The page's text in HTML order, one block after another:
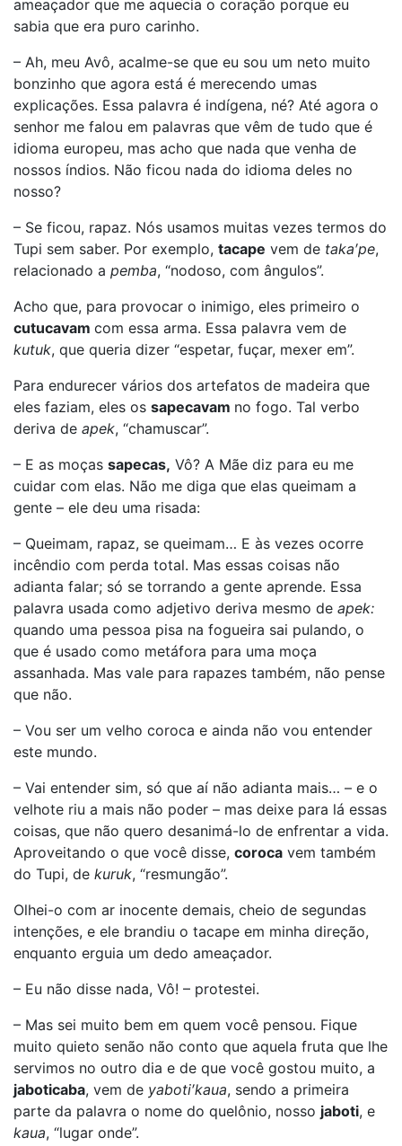
ameaçador que me aquecia o coração porque eu
sabia que era puro carinho.
– Ah, meu Avô, acalme-se que eu sou um neto muito
bonzinho que agora está é merecendo umas
explicações. Essa palavra é indígena, né? Até agora o
senhor me falou em palavras que vêm de tudo que é
idioma europeu, mas acho que nada que venha de
nossos índios. Não ficou nada do idioma deles no
nosso?
– Se ficou, rapaz. Nós usamos muitas vezes termos do
Tupi sem saber. Por exemplo, tacape vem de taka′pe,
relacionado a pemba, “nodoso, com ângulos”.
Acho que, para provocar o inimigo, eles primeiro o
cutucavam com essa arma. Essa palavra vem de
kutuk, que queria dizer “espetar, fuçar, mexer em”.
Para endurecer vários dos artefatos de madeira que
eles faziam, eles os sapecavam no fogo. Tal verbo
deriva de apek, “chamuscar”.
– E as moças sapecas, Vô? A Mãe diz para eu me
cuidar com elas. Não me diga que elas queimam a
gente – ele deu uma risada:
– Queimam, rapaz, se queimam… E às vezes ocorre
incêndio com perda total. Mas essas coisas não
adianta falar; só se torrando a gente aprende. Essa
palavra usada como adjetivo deriva mesmo de apek:
quando uma pessoa pisa na fogueira sai pulando, o
que é usado como metáfora para uma moça
assanhada. Mas vale para rapazes também, não pense
que não.
– Vou ser um velho coroca e ainda não vou entender
este mundo.
– Vai entender sim, só que aí não adianta mais… – e o
velhote riu a mais não poder – mas deixe para lá essas
coisas, que não quero desanimá-lo de enfrentar a vida.
Aproveitando o que você disse, coroca vem também
do Tupi, de kuruk, “resmungão”.
Olhei-o com ar inocente demais, cheio de segundas
intenções, e ele brandiu o tacape em minha direção,
enquanto erguia um dedo ameaçador.
– Eu não disse nada, Vô! – protestei.
– Mas sei muito bem em quem você pensou. Fique
muito quieto senão não conto que aquela fruta que lhe
servimos no outro dia e de que você gostou muito, a
jaboticaba, vem de yaboti′kaua, sendo a primeira
parte da palavra o nome do quelônio, nosso jaboti, e
kaua, “lugar onde”.